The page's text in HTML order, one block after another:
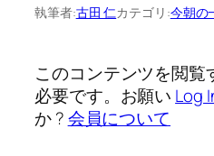
執筆者:古田 仁カテゴリ:今朝の
このコンテンツを閲
必要です。お願い Log
か ?会員について